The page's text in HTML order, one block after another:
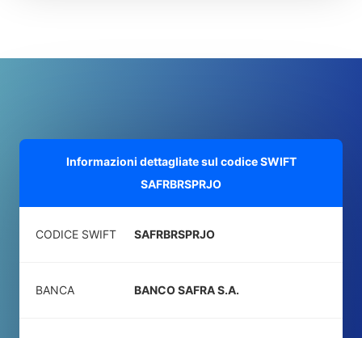
Informazioni dettagliate sul codice SWIFT
SAFRBRSPRJO
CODICE SWIFT SAFRBRSPRJO
BANCA BANCO SAFRA S.A.